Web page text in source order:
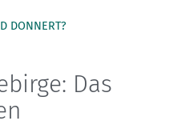
DONNERT?
Das